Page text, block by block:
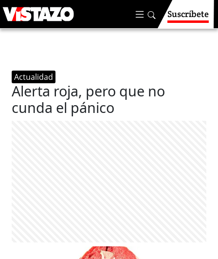
Suscríbete
Actualidad
Alerta roja, pero que no
cunda el pánico